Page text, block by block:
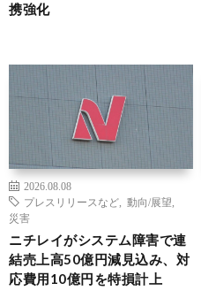
携強化
2026.08.08
プレスリリースなど
動向/展望
災害
ニチレイがシステム障害で連
結売上高50億円減見込み、対
応費用10億円を特損計上